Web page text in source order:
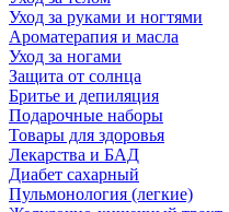
Уход за руками и ногтями
Ароматерапия и масла
Уход за ногами
Защита от солнца
Бритье и депиляция
Подарочные наборы
Товары для здоровья
Лекарства и БАД
Диабет сахарный
Пульмонология (легкие)